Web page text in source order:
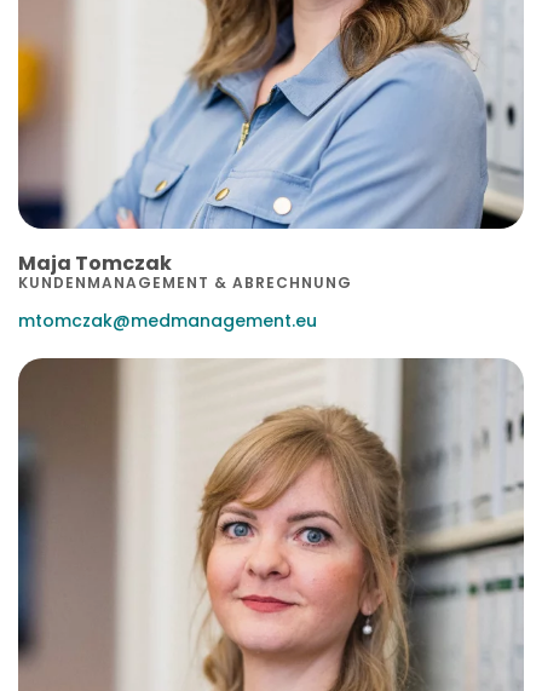
Maja Tomczak
KUNDENMANAGEMENT & ABRECHNUNG
mtomczak@medmanagement.eu